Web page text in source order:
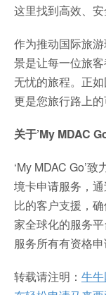
这里找到高效、安
作为推动国际旅游
景是让每一位旅
无忧的旅程。正
更是您旅行路上
关于’My MDAC
‘My MDAC Go’
境卡申请服务，
比的客户支援，
家全球化的服务
服务所有有资格申
转载请注明： 牛